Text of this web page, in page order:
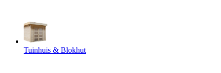
Tuinhuis & Blokhut